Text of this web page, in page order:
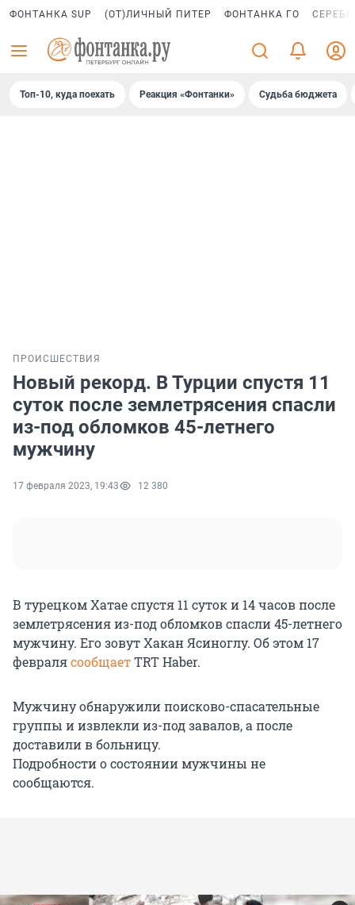
ФОНТАНКА SUP (ОТ)ЛИЧНЫЙ ПИТЕР ФОНТАНКА ГО
Топ-10, куда поехать Реакция «Фонтанки» Судьба бюджета
ПРОИСШЕСТВИЯ
Новый рекорд. В Турции спустя 11
суток после землетрясения спасли
из-под обломков 45-летнего
мужчину
17 февраля 2023, 19:43 12 380
В турецком Хатае спустя 11 суток и 14 часов после
землетрясения из-под обломков спасли 45-летнего
мужчину. Его зовут Хакан Ясиноглу. Об этом 17
февралясообщаетTRT Haber.
Мужчину обнаружили поисково-спасательные
группы и извлекли из-под завалов, а после
доставили в больницу.
Подробности о состоянии мужчины не
сообщаются.